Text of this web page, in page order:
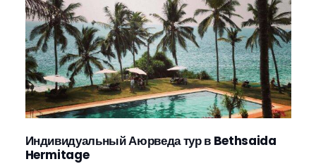
Индивидуальный Аюрведа тур в Bethsaida
Hermitage